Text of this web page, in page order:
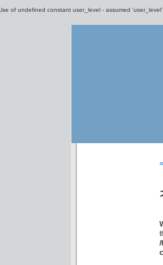
of undefined constant user_level - assumed
/